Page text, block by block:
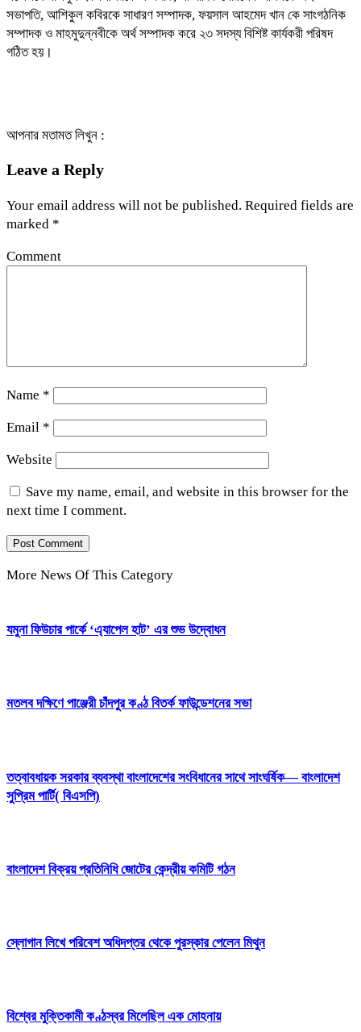
সভাপতি, আশিকুল কবিরকে সাধারণ সম্পাদক, ফয়সাল আহমেদ খান কে সাংগঠনিক
সম্পাদক ও মাহমুদুন্নবীকে অর্থ সম্পাদক করে ২৩ সদস্য বিশিষ্ট কার্যকরী পরিষদ
গঠিত হয়।
আপনার মতামত লিখুন :
Leave a Reply
Your email address will not be published. Required fields are
marked *
Comment
Name *
Email *
Website
Save my name, email, and website in this browser for the
next time I comment.
More News Of This Category
যমুনা ফিউচার পার্কে ‘এ্যাপেল হাট’ এর শুভ উদ্বোধন
মতলব দক্ষিণে পাঞ্জেরী চাঁদপুর কণ্ঠ বিতর্ক ফাউন্ডেশনের সভা
তত্বাবধায়ক সরকার ব্যবস্থা বাংলাদেশের সংবিধানের সাথে সাংঘর্ষিক— বাংলাদেশ
সুপ্রিম পার্টি( বিএসপি)
বাংলাদেশ বিক্রয় প্রতিনিধি জোটের কেন্দ্রীয় কমিটি গঠন
স্লোগান লিখে পরিবেশ অধিদপ্তর থেকে পুরস্কার পেলেন মিথুন
বিশ্বের মুক্তিকামী কণ্ঠস্বর মিলেছিল এক মোহনায়